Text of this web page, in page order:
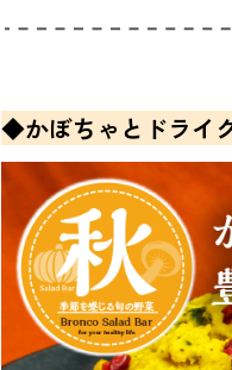
◆かぼちゃとドライ